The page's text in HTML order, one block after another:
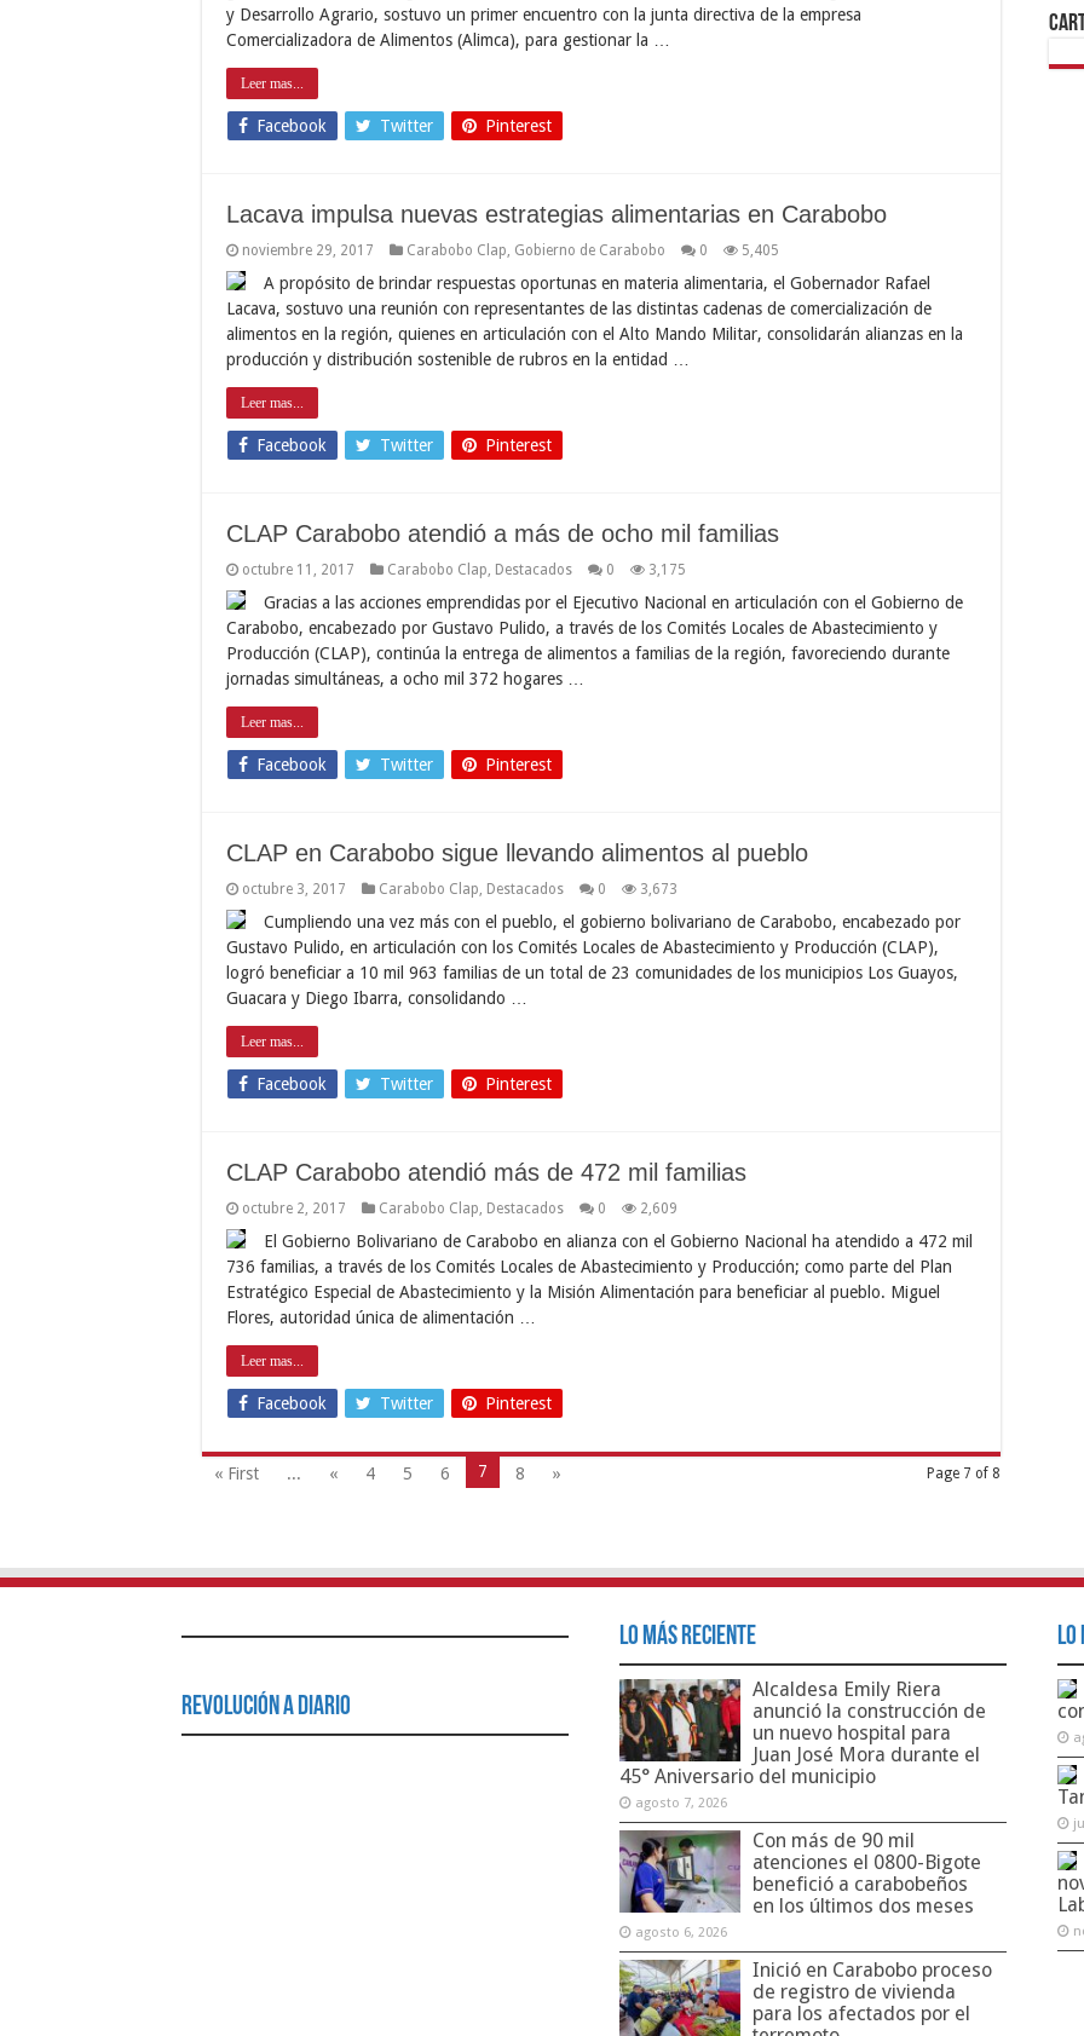
y Desarrollo Agrario, sostuvo un primer encuentro con la junta directiva de la empresa
Comercializadora de Alimentos (Alimca), para gestionar la …
Leer mas...
Facebook Twitter Pinterest
Lacava impulsa nuevas estrategias alimentarias en Carabobo
noviembre 29, 2017 Carabobo Clap Gobierno de Carabobo 0 5,405
A propósito de brindar respuestas oportunas en materia alimentaria, el Gobernador Rafael
Lacava, sostuvo una reunión con representantes de las distintas cadenas de comercialización de
alimentos en la región, quienes en articulación con el Alto Mando Militar, consolidarán alianzas en la
producción y distribución sostenible de rubros en la entidad …
Leer mas...
Facebook Twitter Pinterest
CLAP Carabobo atendió a más de ocho mil familias
octubre 11, 2017 Carabobo Clap Destacados 0 3,175
Gracias a las acciones emprendidas por el Ejecutivo Nacional en articulación con el Gobierno de
Carabobo, encabezado por Gustavo Pulido, a través de los Comités Locales de Abastecimiento y
Producción (CLAP), continúa la entrega de alimentos a familias de la región, favoreciendo durante
jornadas simultáneas, a ocho mil 372 hogares …
Leer mas...
Facebook Twitter Pinterest
CLAP en Carabobo sigue llevando alimentos al pueblo
octubre 3, 2017 Carabobo Clap Destacados 0 3,673
Cumpliendo una vez más con el pueblo, el gobierno bolivariano de Carabobo, encabezado por
Gustavo Pulido, en articulación con los Comités Locales de Abastecimiento y Producción (CLAP),
logró beneficiar a 10 mil 963 familias de un total de 23 comunidades de los municipios Los Guayos,
Guacara y Diego Ibarra, consolidando …
Leer mas...
Facebook Twitter Pinterest
CLAP Carabobo atendió más de 472 mil familias
octubre 2, 2017 Carabobo Clap Destacados 0 2,609
El Gobierno Bolivariano de Carabobo en alianza con el Gobierno Nacional ha atendido a 472 mil
736 familias, a través de los Comités Locales de Abastecimiento y Producción; como parte del Plan
Estratégico Especial de Abastecimiento y la Misión Alimentación para beneficiar al pueblo. Miguel
Flores, autoridad única de alimentación …
Leer mas...
Facebook Twitter Pinterest
Page 7 of 8
« First ... « 4 5 6 7 8 »
Revolución a Diario
Lo Más Reciente
Alcaldesa Emily Riera
anunció la construcción de
un nuevo hospital para
Juan José Mora durante el
45° Aniversario del municipio
agosto 7, 2026
Con más de 90 mil
atenciones el 0800-Bigote
benefició a carabobeños
en los últimos dos meses
agosto 6, 2026
Inició en Carabobo proceso
de registro de vivienda
para los afectados por el